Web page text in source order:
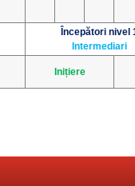
Începători nivel
Intermediari
Inițiere